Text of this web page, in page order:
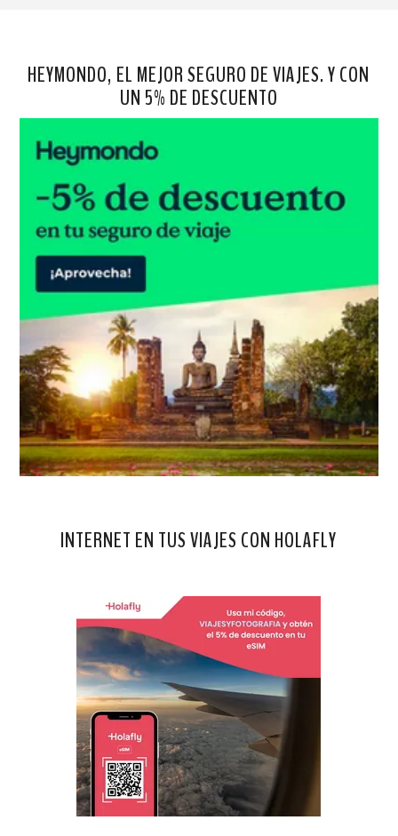
HEYMONDO, EL MEJOR SEGURO DE VIAJES. Y CON
UN 5% DE DESCUENTO
INTERNET EN TUS VIAJES CON HOLAFLY